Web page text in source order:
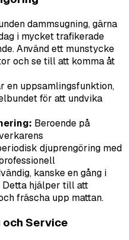
dammsugning, gärna
i mycket trafikerade
Använd ett munstycke
och se till att komma åt
en uppsamlingsfunktion,
för att undvika
Beroende på
djuprengöring med
kanske en gång i
Detta hjälper till att
fräscha upp mattan.
Service